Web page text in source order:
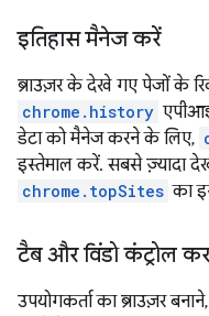
इतिहास मैनेज करें
ब्राउज़र के देखे गए पेजों के
chrome.history
डेटा को मैनेज करने के लिए,
इस्तेमाल करें. सबसे ज़्यादा
chrome.topSites का
टैब और विंडो कंट्रोल
उपयोगकर्ता का ब्राउज़र